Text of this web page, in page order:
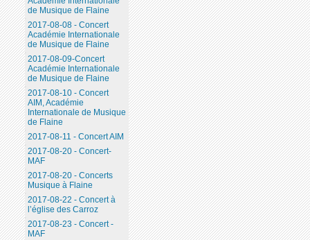
de Musique de Flaine
2017-08-08 - Concert
Académie Internationale
de Musique de Flaine
2017-08-09-Concert
Académie Internationale
de Musique de Flaine
2017-08-10 - Concert
AIM, Académie
Internationale de Musique
de Flaine
2017-08-11 - Concert AIM
2017-08-20 - Concert-
MAF
2017-08-20 - Concerts
Musique à Flaine
2017-08-22 - Concert à
l’église des Carroz
2017-08-23 - Concert -
MAF